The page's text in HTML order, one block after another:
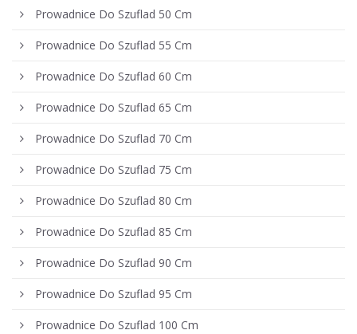
Prowadnice Do Szuflad 50 Cm
Prowadnice Do Szuflad 55 Cm
Prowadnice Do Szuflad 60 Cm
Prowadnice Do Szuflad 65 Cm
Prowadnice Do Szuflad 70 Cm
Prowadnice Do Szuflad 75 Cm
Prowadnice Do Szuflad 80 Cm
Prowadnice Do Szuflad 85 Cm
Prowadnice Do Szuflad 90 Cm
Prowadnice Do Szuflad 95 Cm
Prowadnice Do Szuflad 100 Cm